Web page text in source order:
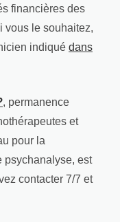
financières des
vous le souhaitez,
indiqué dans
, permanence
et
pour la
psychanalyse, est
contacter 7/7 et